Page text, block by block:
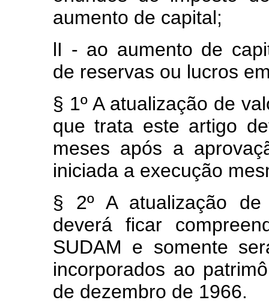
aumento de capital;
lI - ao aumento de
de reservas ou lucros
§ 1º A atualização de
que trata este artigo
meses após a
iniciada a execução
§ 2º A atualização
deverá ficar
SUDAM e somente
incorporados ao
de dezembro de 1966.